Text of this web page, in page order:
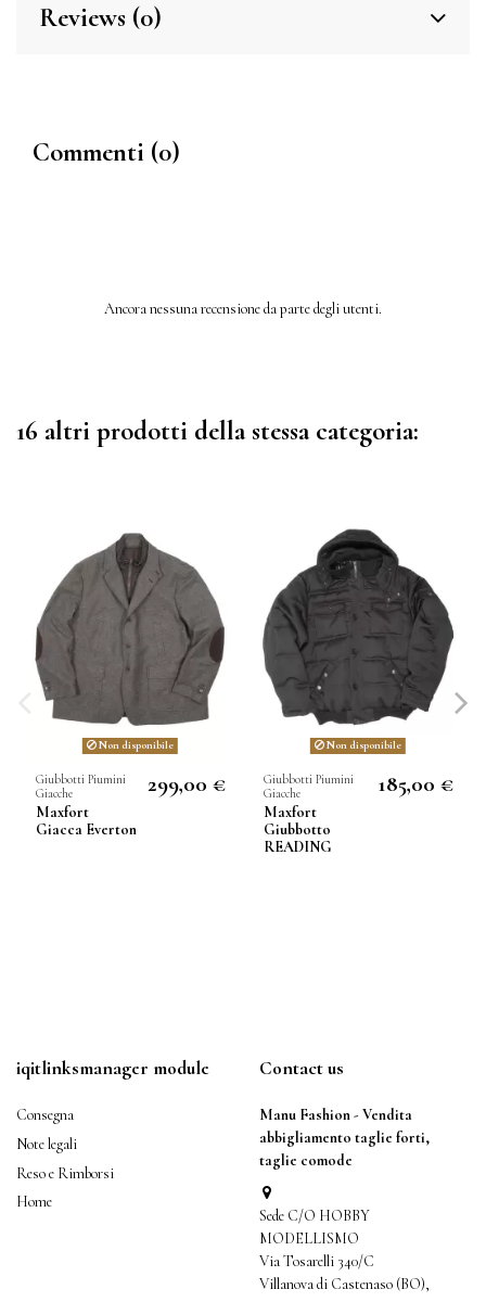
Reviews (0)
Commenti (0)
Ancora nessuna recensione da parte degli utenti.
16 altri prodotti della stessa categoria:
Non disponibile
Giubbotti Piumini
Giacche
Maxfort
Giacca Everton
299,00 €
Non disponibile
Giubbotti Piumini
Giacche
Maxfort
Giubbotto
READING
185,00 €
iqitlinksmanager module
Consegna
Note legali
Reso e Rimborsi
Home
Contact us
Manu Fashion - Vendita
abbigliamento taglie forti,
taglie comode
Sede C/O HOBBY
MODELLISMO
Via Tosarelli 340/C
Villanova di Castenaso (BO),